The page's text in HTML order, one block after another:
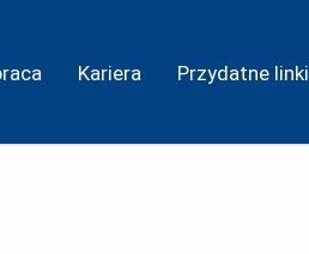
Kariera Przydatne linki